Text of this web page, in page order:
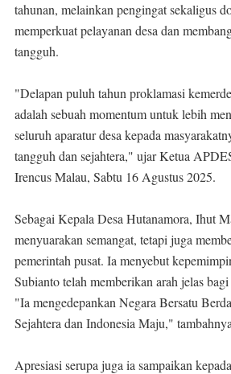
tahunan, melainkan pengingat sekaligus
memperkuat pelayanan desa dan
tangguh.
"Delapan puluh tahun proklamasi
adalah sebuah momentum untuk lebih
seluruh aparatur desa kepada
tangguh dan sejahtera," ujar Ketua
Irencus Malau, Sabtu 16 Agustus 2025.
Sebagai Kepala Desa Hutanamora, Ihut
menyuarakan semangat, tetapi juga
pemerintah pusat. Ia menyebut
Subianto telah memberikan arah jelas
"Ia mengedepankan Negara Bersatu
Sejahtera dan Indonesia Maju,"
Apresiasi serupa juga ia sampaikan